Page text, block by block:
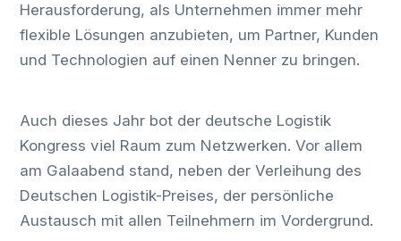
Herausforderung, als Unternehmen immer mehr
flexible Lösungen anzubieten, um Partner, Kunden
und Technologien auf einen Nenner zu bringen.
Auch dieses Jahr bot der deutsche Logistik
Kongress viel Raum zum Netzwerken. Vor allem
am Galaabend stand, neben der Verleihung des
Deutschen Logistik-Preises, der persönliche
Austausch mit allen Teilnehmern im Vordergrund.